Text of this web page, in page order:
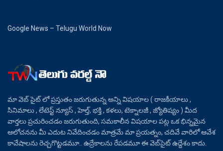
Google News – Telugu World Now
మా వెబ్ సైట్ లో ప్రస్తుతం జరుగుతున్న అన్ని విషయాల ( రాజకీయాలు ,
సినిమాలు , లేటెస్ట్ న్యూస్ , హెల్త్, భక్తి , కళలు, టెక్నాలజీ , జ్యోతిష్యం ) మీద
వార్తలు ప్రచురించడం జరుగుతుంది, సమకాలీన విషయాల పట్ల ఒక భిన్నమైన
ఆలోచనను మీ ఎదుట నివేదించడం మాత్రమే మా ప్రయత్నం, చదివే వారిలో ఆవేశ
కావేషాలను రెచ్చగొట్టడమూ.. ఉద్రేకాలను రేపడమూ ఈ వెబ్‌సైట్ ఉద్దేశం కాదు.